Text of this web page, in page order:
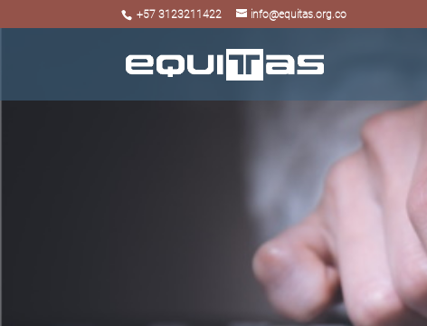
+57 3123211422 info@equitas.org.co